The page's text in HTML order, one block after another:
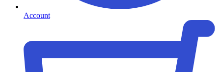
Account